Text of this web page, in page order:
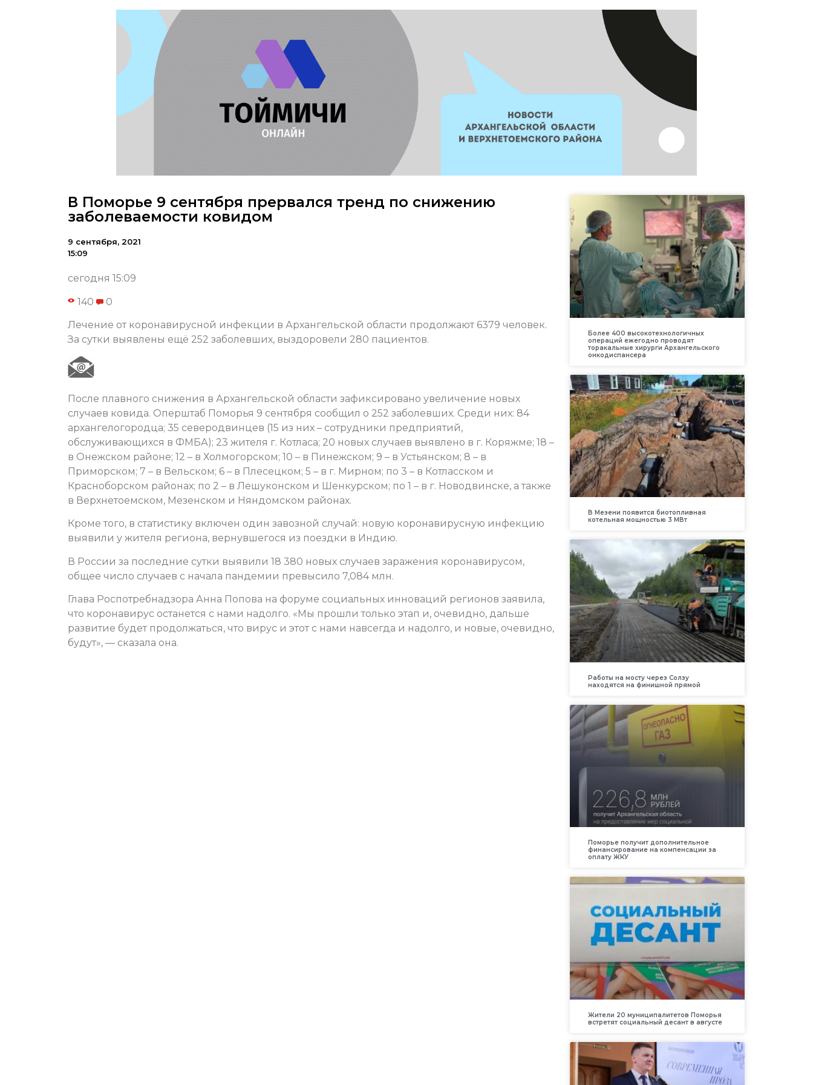
В Поморье 9 сентября прервался тренд по снижению
заболеваемости ковидом
9 сентября, 2021
15:09
сегодня 15:09
140 0
Лечение от коронавирусной инфекции в Архангельской области продолжают 6379 человек.
За сутки выявлены ещё 252 заболевших, выздоровели 280 пациентов.
После плавного снижения в Архангельской области зафиксировано увеличение новых
случаев ковида. Оперштаб Поморья 9 сентября сообщил о 252 заболевших. Среди них: 84
архангелогородца; 35 северодвинцев (15 из них – сотрудники предприятий,
обслуживающихся в ФМБА); 23 жителя г. Котласа; 20 новых случаев выявлено в г. Коряжме; 18 –
в Онежском районе; 12 – в Холмогорском; 10 – в Пинежском; 9 – в Устьянском; 8 – в
Приморском; 7 – в Вельском; 6 – в Плесецком; 5 – в г. Мирном; по 3 – в Котласском и
Красноборском районах; по 2 – в Лешуконском и Шенкурском; по 1 – в г. Новодвинске, а также
в Верхнетоемском, Мезенском и Няндомском районах.
Кроме того, в статистику включен один завозной случай: новую коронавирусную инфекцию
выявили у жителя региона, вернувшегося из поездки в Индию.
В России за последние сутки выявили 18 380 новых случаев заражения коронавирусом,
общее число случаев с начала пандемии превысило 7,084 млн.
Глава Роспотребнадзора Анна Попова на форуме социальных инноваций регионов заявила,
что коронавирус останется с нами надолго. «Мы прошли только этап и, очевидно, дальше
развитие будет продолжаться, что вирус и этот с нами навсегда и надолго, и новые, очевидно,
будут», — сказала она.
Более 400 высокотехнологичных
операций ежегодно проводят
торакальные хирурги Архангельского
онкодиспансера
В Мезени появится биотопливная
котельная мощностью 3 МВт
Работы на мосту через Солзу
находятся на финишной прямой
Поморье получит дополнительное
финансирование на компенсации за
оплату ЖКУ
Жители 20 муниципалитетов Поморья
встретят социальный десант в августе